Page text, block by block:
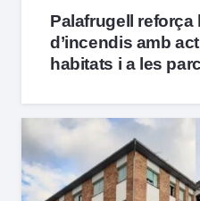
Palafrugell reforça
d’incendis amb
habitats i a les